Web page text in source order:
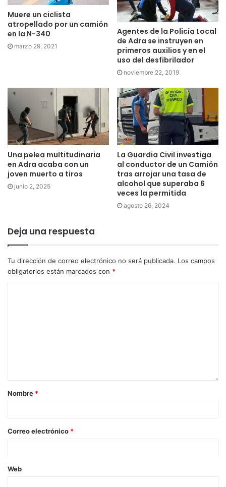
Muere un ciclista
atropellado por un camión
en la N-340
marzo 29, 2021
Agentes de la Policía Local
de Adra se instruyen en
primeros auxilios y en el
uso del desfibrilador
noviembre 22, 2019
Una pelea multitudinaria
en Adra acaba con un
joven muerto a tiros
junio 2, 2025
La Guardia Civil investiga
al conductor de un Camión
tras arrojar una tasa de
alcohol que superaba 6
veces la permitida
agosto 26, 2024
Deja una respuesta
Tu dirección de correo electrónico no será publicada. Los campos
obligatorios están marcados con *
Nombre *
Correo electrónico *
Web